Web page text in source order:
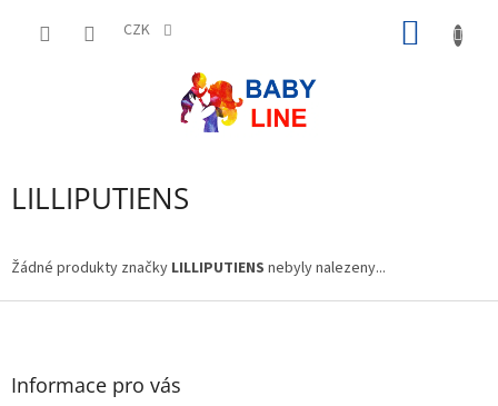
CZK
LILLIPUTIENS
Žádné produkty značky LILLIPUTIENS nebyly nalezeny...
Z
Informace pro vás